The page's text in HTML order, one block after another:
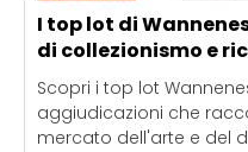
I top lot di
di collezionismo e
Scopri i top lot
aggiudicazioni che
mercato dell'arte e del